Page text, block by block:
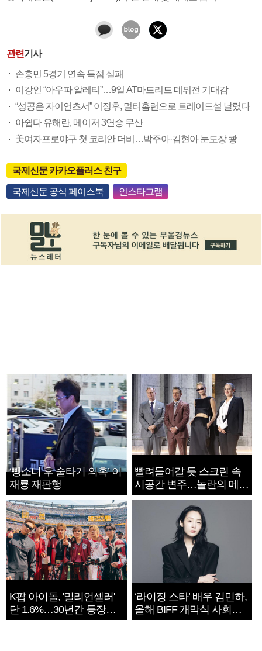
관련기사
손흥민 5경기 연속 득점 실패
이강인 “아우파 알레티”…9일 AT마드리드 데뷔전 기대감
“성공은 자이언츠서” 이정후, 멀티홈런으로 트레이드설 날렸다
아쉽다 유해란, 메이저 3연승 무산
美여자프로야구 첫 코리안 더비…박주아·김현아 눈도장 쾅
국제신문 카카오플러스 친구
국제신문 공식 페이스북 인스타그램
‘뺑소니 후 술타기 의혹’ 이
재룡 재판행
빨려들어갈 듯 스크린 속
시공간 변주…놀란의 메시
지는 ‘전쟁 속죄’
K팝 아이돌, '밀리언셀러'
단 1.6%…30년간 등장
1182개팀 전수조사
‘라이징 스타’ 배우 김민하,
올해 BIFF 개막식 사회자
확정